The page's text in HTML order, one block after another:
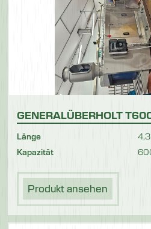
GENERALÜBERHOLT
Länge
Kapazität
Produkt ansehen